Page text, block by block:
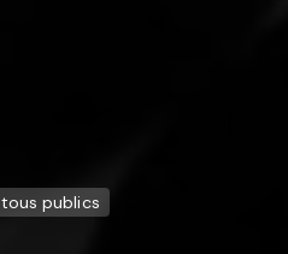
tous publics